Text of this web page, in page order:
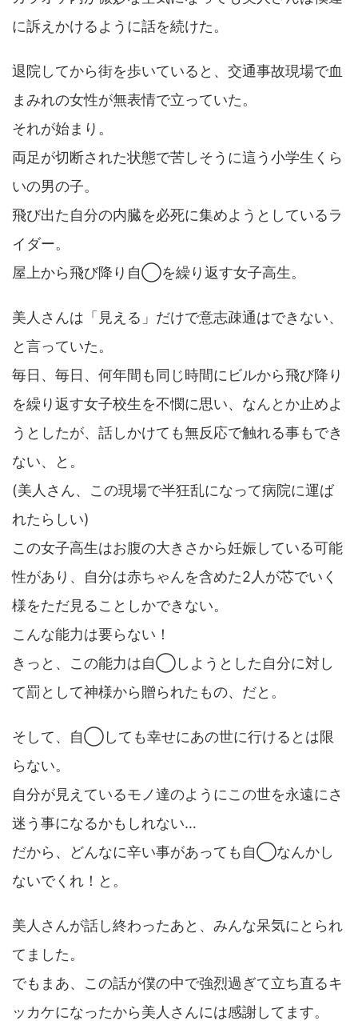
に訴えかけるように話を続けた。
退院してから街を歩いていると、交通事故現場で血
まみれの女性が無表情で立っていた。
それが始まり。
両足が切断された状態で苦しそうに這う小学生くら
いの男の子。
飛び出た自分の内臓を必死に集めようとしているラ
イダー。
屋上から飛び降り自◯を繰り返す女子高生。
美人さんは「見える」だけで意志疎通はできない、
と言っていた。
毎日、毎日、何年間も同じ時間にビルから飛び降り
を繰り返す女子校生を不憫に思い、なんとか止めよ
うとしたが、話しかけても無反応で触れる事もでき
ない、と。
(美人さん、この現場で半狂乱になって病院に運ば
れたらしい)
この女子高生はお腹の大きさから妊娠している可能
性があり、自分は赤ちゃんを含めた2人が芯でいく
様をただ見ることしかできない。
こんな能力は要らない！
きっと、この能力は自◯しようとした自分に対し
て罰として神様から贈られたもの、だと。
そして、自◯しても幸せにあの世に行けるとは限
らない。
自分が見えているモノ達のようにこの世を永遠にさ
迷う事になるかもしれない…
だから、どんなに辛い事があっても自◯なんかし
ないでくれ！と。
美人さんが話し終わったあと、みんな呆気にとられ
てました。
でもまあ、この話が僕の中で強烈過ぎて立ち直るキ
ッカケになったから美人さんには感謝してます。